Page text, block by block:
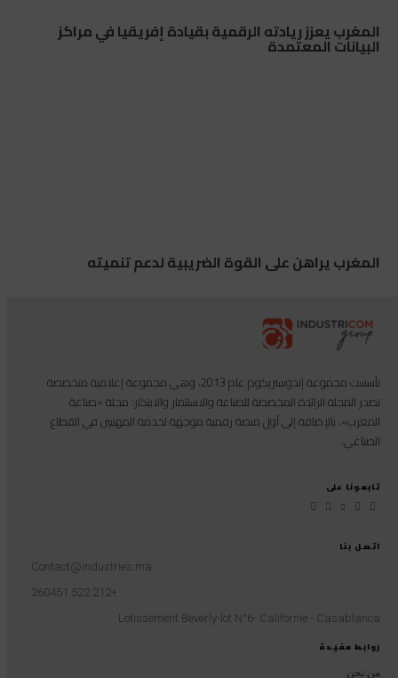
المغرب يعزز ريادته الرقمية بقيادة إفريقيا في مراكز
البيانات المعتمدة
المغرب يراهن على القوة الضريبية لدعم تنميته
روابط مفيدة
من نحن
اتصل بنا
Contact@industries.ma
+212 522 260451
Lotissement Beverly-lot N°6- Californie - Casablanca
تأسست مجموعة إندوستريكوم عام 2013، وهي مجموعة إعلامية متخصصة
تصدر المجلة الرائدة المخصصة للصناعة والاستثمار والابتكار: مجلة «صناعة
المغرب»، بالإضافة إلى أول منصة رقمية موجهة لخدمة المهنيين في القطاع
الصناعي.
تابعونا على